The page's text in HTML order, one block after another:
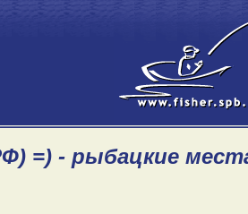
=) - рыбацкие